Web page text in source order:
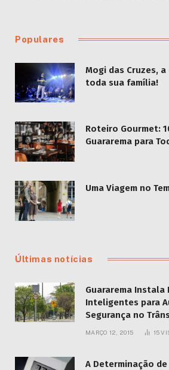
Populares
Mogi das Cruzes,
toda sua família!
Roteiro Gourmet:
Guararema para
Uma Viagem no
Últimas notícias
Guararema Instala
Inteligentes para
Segurança no
MARÇO 12, 2015 15
A Determinação de